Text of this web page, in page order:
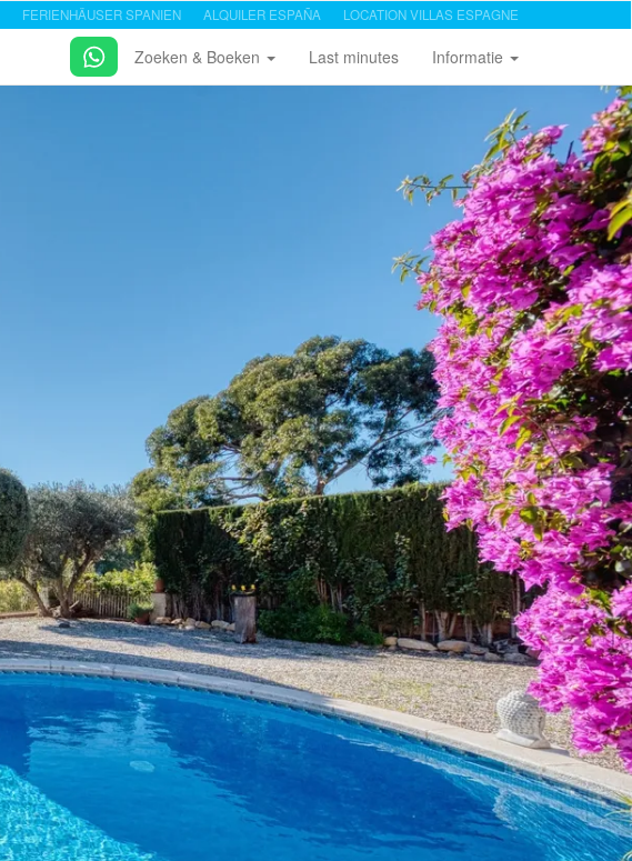
FERIENHÄUSER SPANIEN ALQUILER ESPAÑA LOCATION VILLAS ESPAGNE
Zoeken & Boeken Last minutes Informatie